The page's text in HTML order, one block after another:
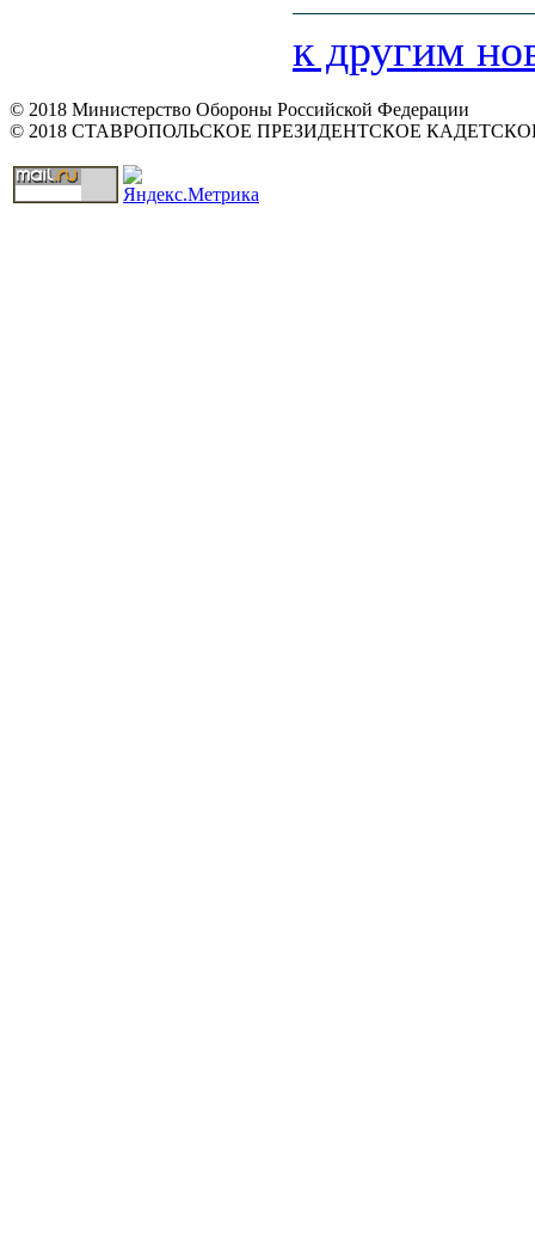
к другим
© 2018 Министерство Обороны Российской Федерации
© 2018 СТАВРОПОЛЬСКОЕ ПРЕЗИДЕНТСКОЕ